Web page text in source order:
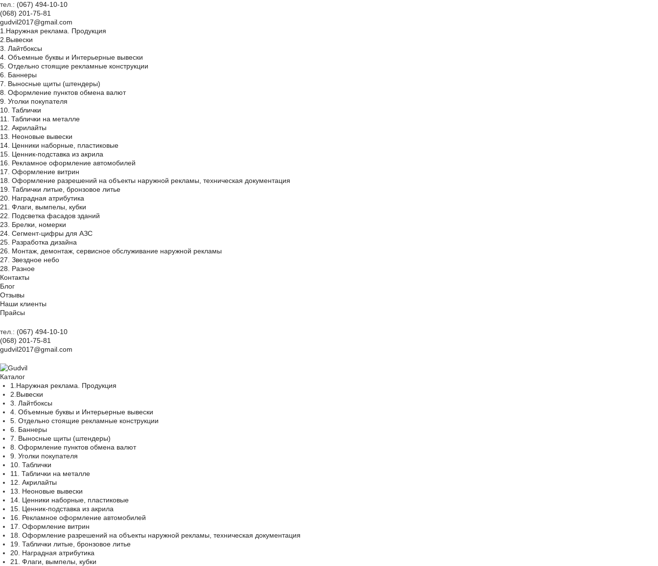
тел.: (067) 494-10-10
(068) 201-75-81
gudvil2017@gmail.com
1.Наружная реклама. Продукция
2.Вывески
3. Лайтбоксы
4. Объемные буквы и Интерьерные вывески
5. Отдельно стоящие рекламные конструкции
6. Баннеры
7. Выносные щиты (штендеры)
8. Оформление пунктов обмена валют
9. Уголки покупателя
10. Таблички
11. Таблички на металле
12. Акрилайты
13. Неоновые вывески
14. Ценники наборные, пластиковые
15. Ценник-подставка из акрила
16. Рекламное оформление автомобилей
17. Оформление витрин
18. Оформление разрешений на объекты наружной рекламы, техническая документация
19. Таблички литые, бронзовое литье
20. Наградная атрибутика
21. Флаги, вымпелы, кубки
22. Подсветка фасадов зданий
23. Брелки, номерки
24. Сегмент-цифры для АЗС
25. Разработка дизайна
26. Монтаж, демонтаж, сервисное обслуживание наружной рекламы
27. Звездное небо
28. Разное
Контакты
Блог
Отзывы
Наши клиенты
Прайсы
тел.: (067) 494-10-10
(068) 201-75-81
gudvil2017@gmail.com
Каталог
1.Наружная реклама. Продукция
2.Вывески
3. Лайтбоксы
4. Объемные буквы и Интерьерные вывески
5. Отдельно стоящие рекламные конструкции
6. Баннеры
7. Выносные щиты (штендеры)
8. Оформление пунктов обмена валют
9. Уголки покупателя
10. Таблички
11. Таблички на металле
12. Акрилайты
13. Неоновые вывески
14. Ценники наборные, пластиковые
15. Ценник-подставка из акрила
16. Рекламное оформление автомобилей
17. Оформление витрин
18. Оформление разрешений на объекты наружной рекламы, техническая документация
19. Таблички литые, бронзовое литье
20. Наградная атрибутика
21. Флаги, вымпелы, кубки